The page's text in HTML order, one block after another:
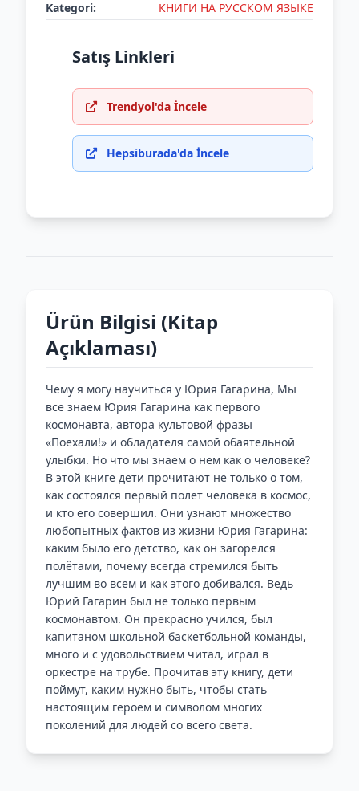
Kategori:
КНИГИ НА РУССКОМ ЯЗЫКЕ
Satış Linkleri
Trendyol'da İncele
Hepsiburada'da İncele
Ürün Bilgisi (Kitap
Açıklaması)
Чему я могу научиться у Юрия Гагарина, Мы
все знаем Юрия Гагарина как первого
космонавта, автора культовой фразы
«Поехали!» и обладателя самой обаятельной
улыбки. Но что мы знаем о нем как о человеке?
В этой книге дети прочитают не только о том,
как состоялся первый полет человека в космос,
и кто его совершил. Они узнают множество
любопытных фактов из жизни Юрия Гагарина:
каким было его детство, как он загорелся
полётами, почему всегда стремился быть
лучшим во всем и как этого добивался. Ведь
Юрий Гагарин был не только первым
космонавтом. Он прекрасно учился, был
капитаном школьной баскетбольной команды,
много и с удовольствием читал, играл в
оркестре на трубе. Прочитав эту книгу, дети
поймут, каким нужно быть, чтобы стать
настоящим героем и символом многих
поколений для людей со всего света.